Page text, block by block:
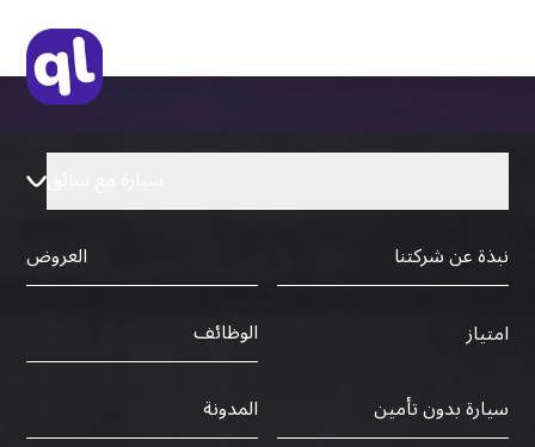
نبذة عن شركتنا
العروض
امتياز
الوظائف
سيارة بدون تأمين
المدونة